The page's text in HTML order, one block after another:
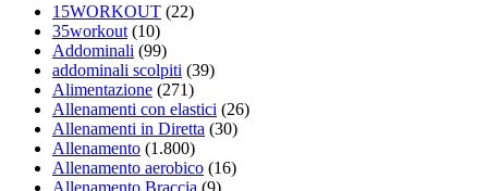
15WORKOUT (22)
35workout (10)
Addominali (99)
addominali scolpiti (39)
Alimentazione (271)
Allenamenti con elastici (26)
Allenamenti in Diretta (30)
Allenamento (1.800)
Allenamento aerobico (16)
Allenamento Braccia (9)